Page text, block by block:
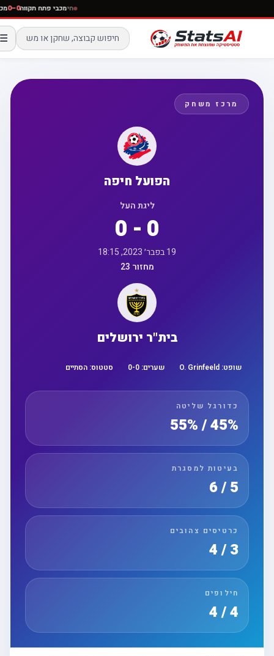
חימכבי פתח תקווה0–0
☰
מרכז משחק
הפועל חיפה
ליגת העל
0 - 0
19 בפבר׳ 2023, 18:15
מחזור 23
בית"ר ירושלים
שופט:O. Grinfeeld שערים: 0 -0 סטטוס:הסתיים
כדורגל שליטה
45% / 55%
בעיטות למסגרת
כרטיסים צהובים
3 / 4
חילופים